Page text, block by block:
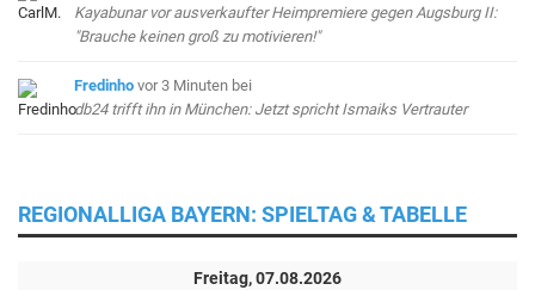
Kayabunar vor ausverkaufter Heimpremiere gegen Augsburg II:
"Brauche keinen groß zu motivieren!"
Fredinho vor 3 Minuten bei
db24 trifft ihn in München: Jetzt spricht Ismaiks Vertrauter
REGIONALLIGA BAYERN: SPIELTAG & TABELLE
Freitag, 07.08.2026